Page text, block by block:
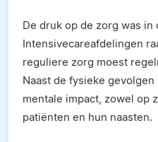
De druk op de zorg was
Intensivecareafdelingen
reguliere zorg moest
Naast de fysieke
mentale impact, zowel op
patiënten en hun naasten.